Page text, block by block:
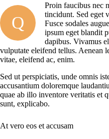
Q
Proin faucibus nec
tincidunt. Sed eget
Fusce sodales
ipsum eget blandit
dapibus. Vivamus
vulputate eleifend tellus. Aenean
vitae, eleifend ac, enim.
Sed ut perspiciatis, unde omnis
accusantium doloremque
quae ab illo inventore veritatis et
sunt, explicabo.
At vero eos et accusam